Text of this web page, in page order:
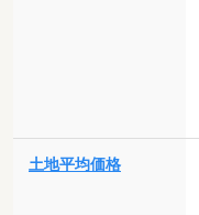
土地平均価格